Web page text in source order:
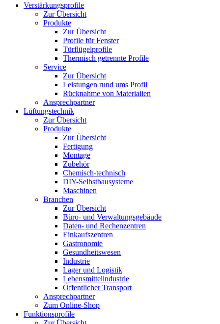
Verstärkungsprofile
Zur Übersicht
Produkte
Zur Übersicht
Profile für Fenster
Türflügelprofile
Thermisch getrennte Profile
Service
Zur Übersicht
Leistungen rund ums Profil
Rücknahme von Materialien
Ansprechpartner
Lüftungstechnik
Zur Übersicht
Produkte
Zur Übersicht
Fertigung
Montage
Zubehör
Chemisch-technisch
DIY-Selbstbausysteme
Maschinen
Branchen
Zur Übersicht
Büro- und Verwaltungsgebäude
Daten- und Rechenzentren
Einkaufszentren
Gastronomie
Gesundheitswesen
Industrie
Lager und Logistik
Lebensmittelindustrie
Öffentlicher Transport
Ansprechpartner
Zum Online-Shop
Funktionsprofile